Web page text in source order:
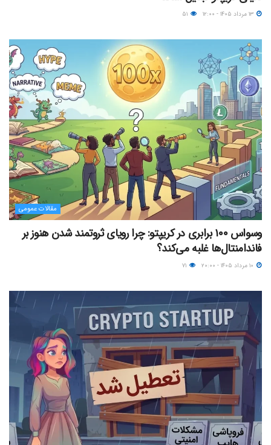
مقالات عمومی
وسواس ۱۰۰ برابری در کریپتو: چرا رویای ثروتمند شدن هنوز بر
فاندامنتال‌ها غلبه می‌کند؟